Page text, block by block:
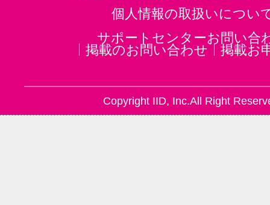
個人情報の取扱いについ
サポートセンターお問い合
掲載のお問い合わせ
掲載お
Copyright IID, Inc.All Right